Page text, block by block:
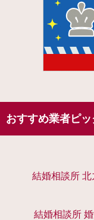
おすすめ業者ピ
結婚相談所 北
結婚相談所